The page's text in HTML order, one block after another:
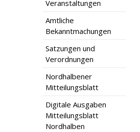
Veranstaltungen
Amtliche
Bekanntmachungen
Satzungen und
Verordnungen
Nordhalbener
Mitteilungsblatt
Digitale Ausgaben
Mitteilungsblatt
Nordhalben